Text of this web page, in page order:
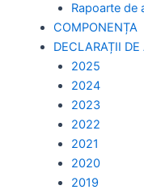
Rapoarte de
COMPONENȚA
DECLARAȚII DE
2025
2024
2023
2022
2021
2020
2019